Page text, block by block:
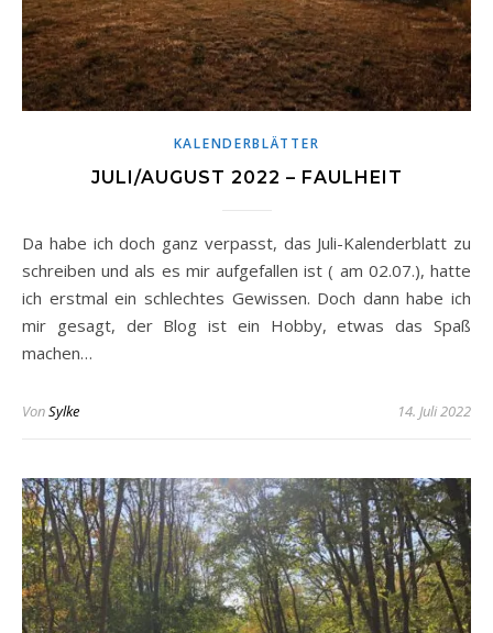
KALENDERBLÄTTER
JULI/AUGUST 2022 – FAULHEIT
Da habe ich doch ganz verpasst, das Juli-Kalenderblatt zu
schreiben und als es mir aufgefallen ist ( am 02.07.), hatte
ich erstmal ein schlechtes Gewissen. Doch dann habe ich
mir gesagt, der Blog ist ein Hobby, etwas das Spaß
machen…
VonSylke 14. Juli 2022